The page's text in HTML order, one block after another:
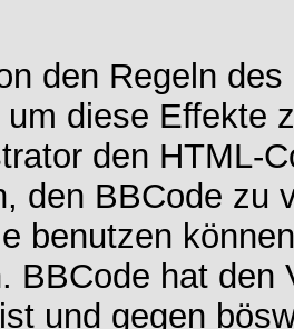
den Regeln
diese Effekte
den HTML-
den BBCode zu
benutzen
BBCode hat
und gegen